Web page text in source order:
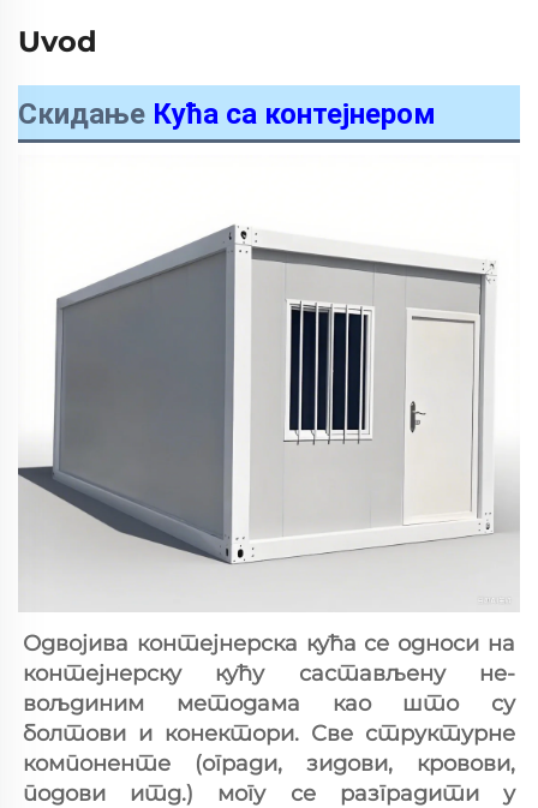
Uvod
Скидање Кућа са контејнером
Одвојива контејнерска кућа се односи на
контејнерску кућу састављену не-
вољдиним методама као што су
болтови и конектори. Све структурне
компоненте (огради, зидови, кровови,
подови итд.) могу се разградити у